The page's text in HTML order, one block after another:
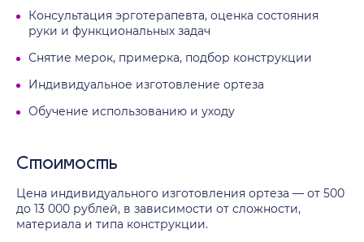
Консультация эрготерапевта, оценка состояния
руки и функциональных задач
Снятие мерок, примерка, подбор конструкции
Индивидуальное изготовление ортеза
Обучение использованию и уходу
Стоимость
Цена индивидуального изготовления ортеза — от 500
до 13 000 рублей, в зависимости от сложности,
материала и типа конструкции.